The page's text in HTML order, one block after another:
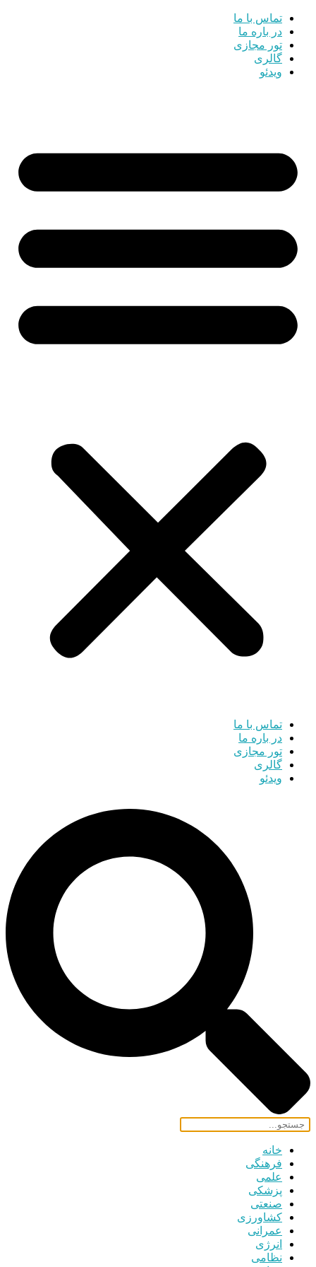
تماس با ما
در باره ما
تور مجازی
گالری
ویدئو
تماس با ما
در باره ما
تور مجازی
گالری
ویدئو
خانه
فرهنگی
علمی
پزشکی
صنعتی
کشاورزی
عمرانی
انرژی
نظامی